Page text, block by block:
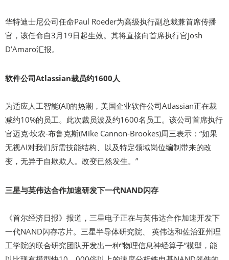
华特迪士尼公司任命Paul Roeder为高级执行副总裁兼首席传播
官，该任命自3月19日起生效。其将直接向首席执行官Josh
D’Amaro汇报。
软件公司Atlassian裁员约1600人
为适应人工智能(AI)的热潮，美国企业软件公司Atlassian正在裁
减约10%的员工。此次裁员波及约1600名员工。该公司首席执行
官迈克·坎农-布鲁克斯(Mike Cannon-Brookes)周三表示：“如果
无视AI对我们所需技能结构、以及特定领域岗位编制带来的改
变，无异于自欺欺人。改变已然发生。”
三星与英伟达合作加速研发下一代NAND闪存
《首尔经济日报》报道，三星电子正在与英伟达合作加速开发下
一代NAND闪存芯片。三星半导体研究院、 英伟达和佐治亚州理
工学院的联合研究团队开发出一种“物理信息神经算子”模型，能